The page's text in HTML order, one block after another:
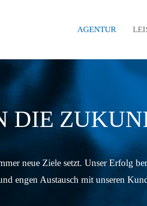
AGENTUR
DIE
neue Ziele setzt. Unser Erfolg
engen Austausch mit unseren